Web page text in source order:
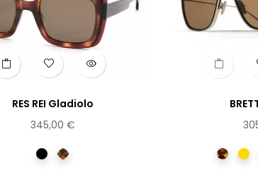
RES REI Gladiolo
345,00 €
Noir Ecaille
Ecaille